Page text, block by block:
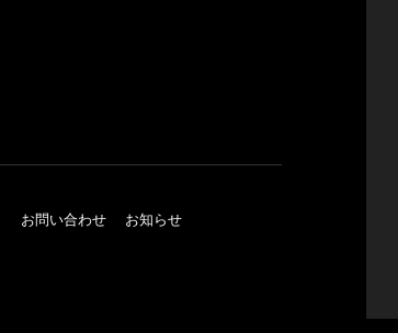
お問い合わせ
お知らせ